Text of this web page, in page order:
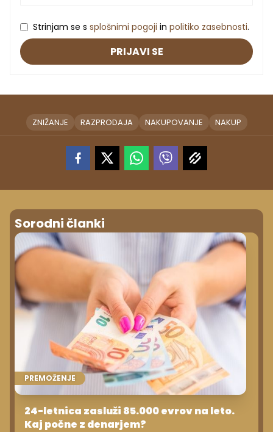
Strinjam se s splošnimi pogoji in politiko zasebnosti.
PRIJAVI SE
ZNIŽANJE RAZPRODAJA NAKUPOVANJE NAKUP
Sorodni članki
PREMOŽENJE
24-letnica zasluži 85.000 evrov na leto.
Kaj počne z denarjem?